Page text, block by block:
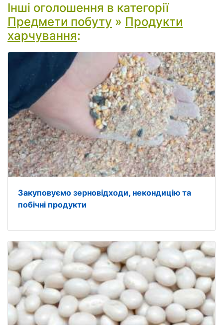
Інші оголошення в категорії
Предмети побуту » Продукти
харчування:
Закуповуємо зерновідходи, некондицію та
побічні продукти